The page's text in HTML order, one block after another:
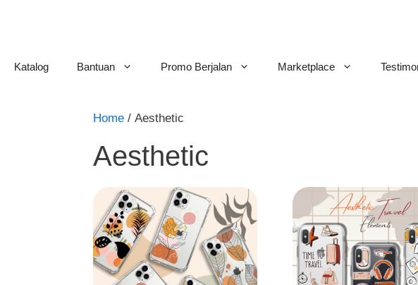
Katalog Bantuan Promo Berjalan Marketplace
Home / Aesthetic
Aesthetic